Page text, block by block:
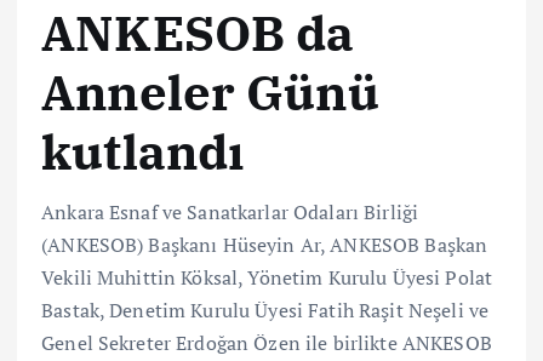
ANKESOB da
Anneler Günü
kutlandı
Ankara Esnaf ve Sanatkarlar Odaları Birliği
(ANKESOB) Başkanı Hüseyin Ar, ANKESOB Başkan
Vekili Muhittin Köksal, Yönetim Kurulu Üyesi Polat
Bastak, Denetim Kurulu Üyesi Fatih Raşit Neşeli ve
Genel Sekreter Erdoğan Özen ile birlikte ANKESOB